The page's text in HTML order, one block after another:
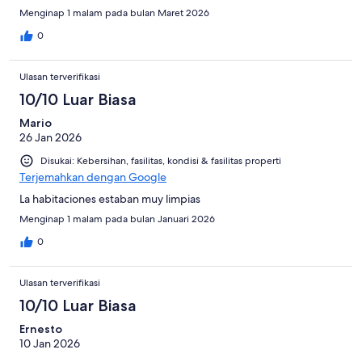
Menginap 1 malam pada bulan Maret 2026
0
Ulasan terverifikasi
10/10 Luar Biasa
Mario
26 Jan 2026
Disukai: Kebersihan, fasilitas, kondisi & fasilitas properti
Terjemahkan dengan Google
La habitaciones estaban muy limpias
Menginap 1 malam pada bulan Januari 2026
0
Ulasan terverifikasi
10/10 Luar Biasa
Ernesto
10 Jan 2026